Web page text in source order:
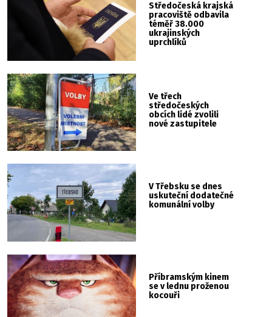
Středočeská krajská
pracoviště odbavila
téměř 38.000
ukrajinských
uprchlíků
Ve třech
středočeských
obcích lidé zvolili
nové zastupitele
V Třebsku se dnes
uskuteční dodatečné
komunální volby
Příbramským kinem
se v lednu proženou
kocouři